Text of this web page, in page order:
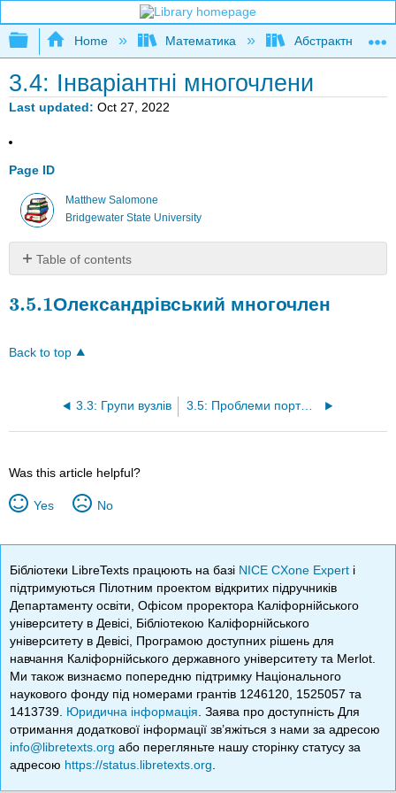
Expand/collapse global hierarchy
Home Математика Абстрактна та
3.4: Інваріантні многочлени
Last updated Oct 27, 2022
Page ID
Matthew Salomone
Bridgewater State University
Table of contents
Олександрівський
3.5.1
3.5.1Олександрівський многочлен
Back to top
3.3: Групи вузлів 3.5: Проблеми портфоліо
Was this article helpful?
Yes No
Бібліотеки LibreTexts працюють на базі NICE CXone Expert і
підтримуються Пілотним проектом відкритих підручників
Департаменту освіти, Офісом проректора Каліфорнійського
університету в Девісі, Бібліотекою Каліфорнійського
університету в Девісі, Програмою доступних рішень для
навчання Каліфорнійського державного університету та Merlot.
Ми також визнаємо попередню підтримку Національного
наукового фонду під номерами грантів 1246120, 1525057 та
1413739. Юридична інформація . Заява про доступність Для
отримання додаткової інформації зв’яжіться з нами за адресою
info@libretexts.org або перегляньте нашу сторінку статусу за
адресою https://status.libretexts.org